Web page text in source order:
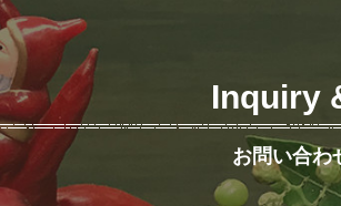
Inquiry
お問い合わ